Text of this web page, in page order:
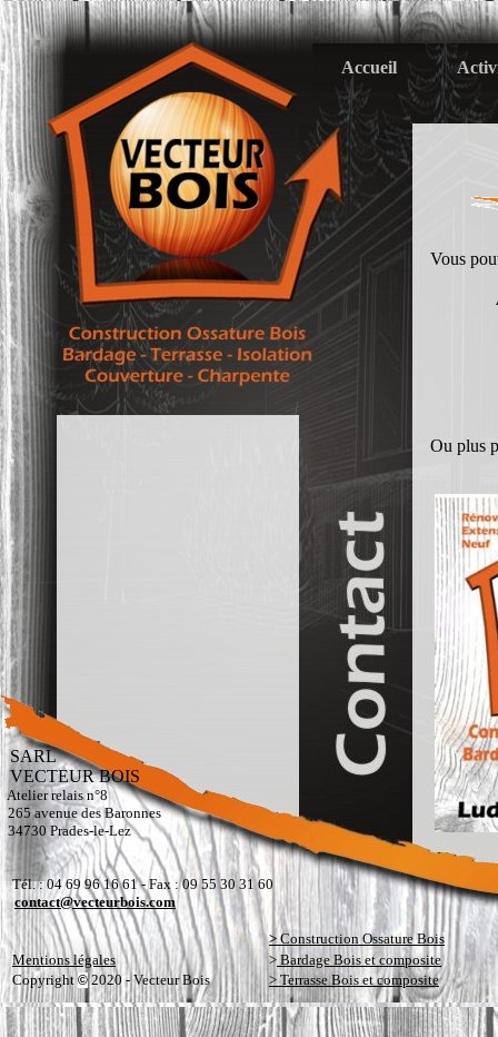
Accueil
SARL
VECTEUR BOIS
Atelier relais n°8
265 avenue des Baronnes
34730 Prades-le-Lez
Tél. : 04 69 96 16 61 - Fax : 09 55 30 31 60
contact@vecteurbois.com
>Construction Ossature Bois
Mentions légales
> Bardage Bois et composite
Copyright©2020 - Vecteur Bois > Terrasse Bois et composite